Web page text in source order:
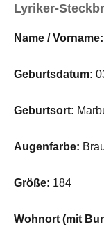
Lyriker-
Name / Vorname:
Geburtsdatum:
Geburtsort:
Augenfarbe:
Größe: 184
Wohnort (mit